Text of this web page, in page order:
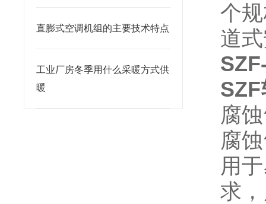
直膨式空调机组的主要技术特点
工业厂房冬季用什么采暖方式供
暖
个
道
腐
腐
用
求